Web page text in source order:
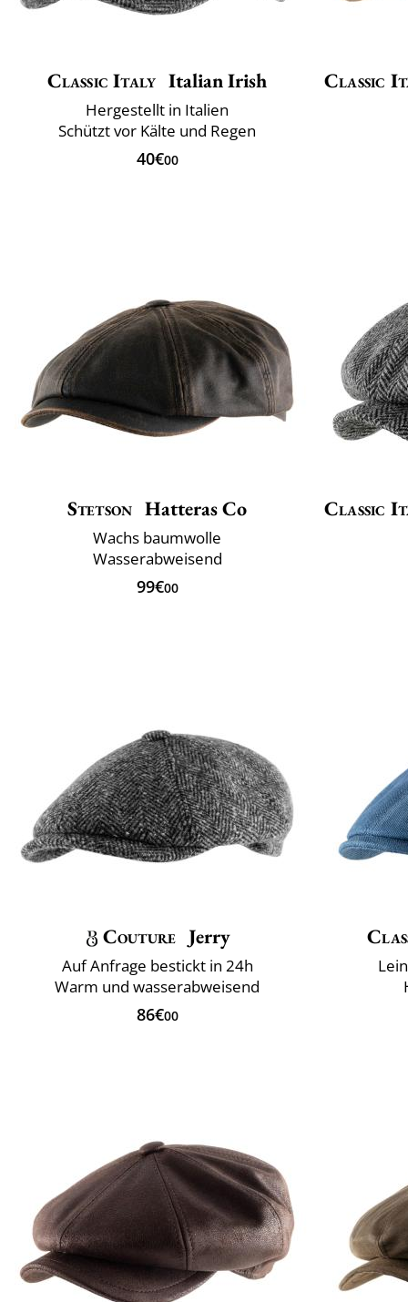
Classic Italy Italian Irish
Hergestellt in Italien
Schützt vor Kälte und Regen
40€00
Classic
Stetson Hatteras Co
Wachs baumwolle
Wasserabweisend
99€00
Classic
Couture Jerry
Auf Anfrage bestickt in 24h
Warm und wasserabweisend
86€00